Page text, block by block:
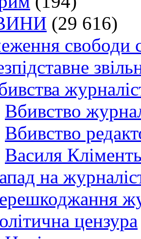
(29 616)
свободи
Вбивство
Вбивство
Василя
на
цензура